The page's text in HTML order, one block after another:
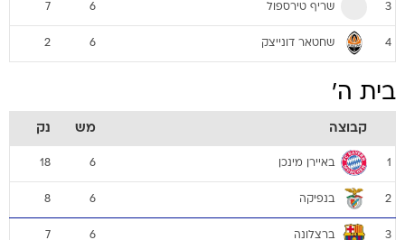
3 שריף טירספול 6
7
4 שחטאר דונייצק 6
2
בית ה'
קבוצה מש נק
1 באיירן מינכן 6
18
2 בנפיקה 6
8
3 ברצלונה 6
7